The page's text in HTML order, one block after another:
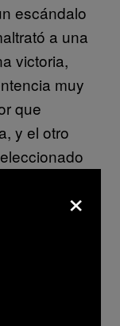
escándalo
a una
victoria,
muy
que
y el otro
un baño de
en
bajo la
×